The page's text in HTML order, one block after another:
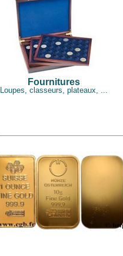
Fournitures
Loupes, classeurs, plateaux, ...